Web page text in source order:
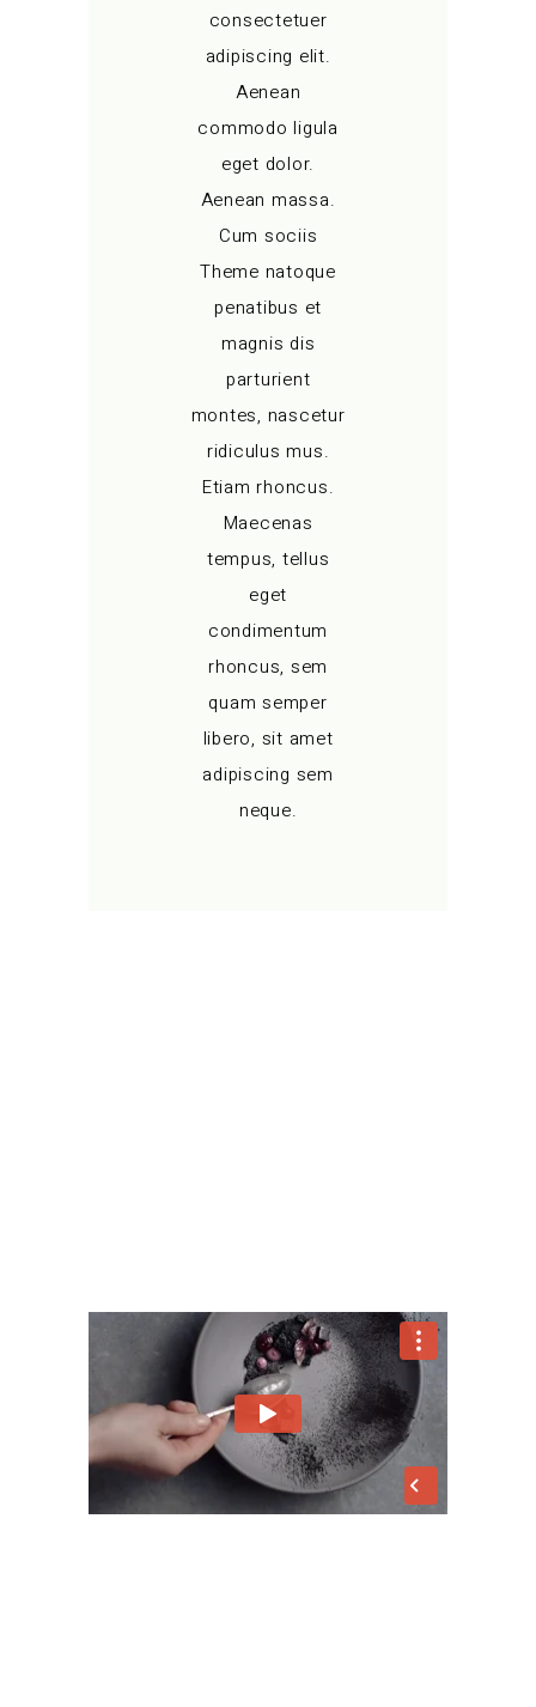
consectetuer
adipiscing elit.
Aenean
commodo ligula
eget dolor.
Aenean massa.
Cum sociis
Theme natoque
penatibus et
magnis dis
parturient
montes, nascetur
ridiculus mus.
Etiam rhoncus.
Maecenas
tempus, tellus
eget
condimentum
rhoncus, sem
quam semper
libero, sit amet
adipiscing sem
neque.